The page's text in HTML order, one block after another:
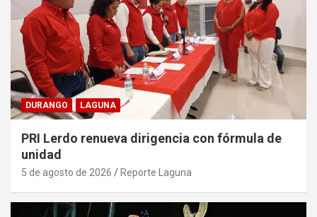
DURANGO LAGUNA
PRI Lerdo renueva dirigencia con fórmula de
unidad
5 de agosto de 2026 Reporte Laguna